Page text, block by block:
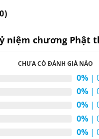
niệm chương Phật
CHƯA CÓ ĐÁNH GIÁ NÀO
0% |
0% |
0% |
0% |
0% |